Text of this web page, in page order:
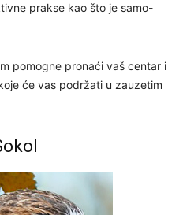
prakse kao što je samo-
pomogne pronaći vaš centar i
će vas podržati u zauzetim